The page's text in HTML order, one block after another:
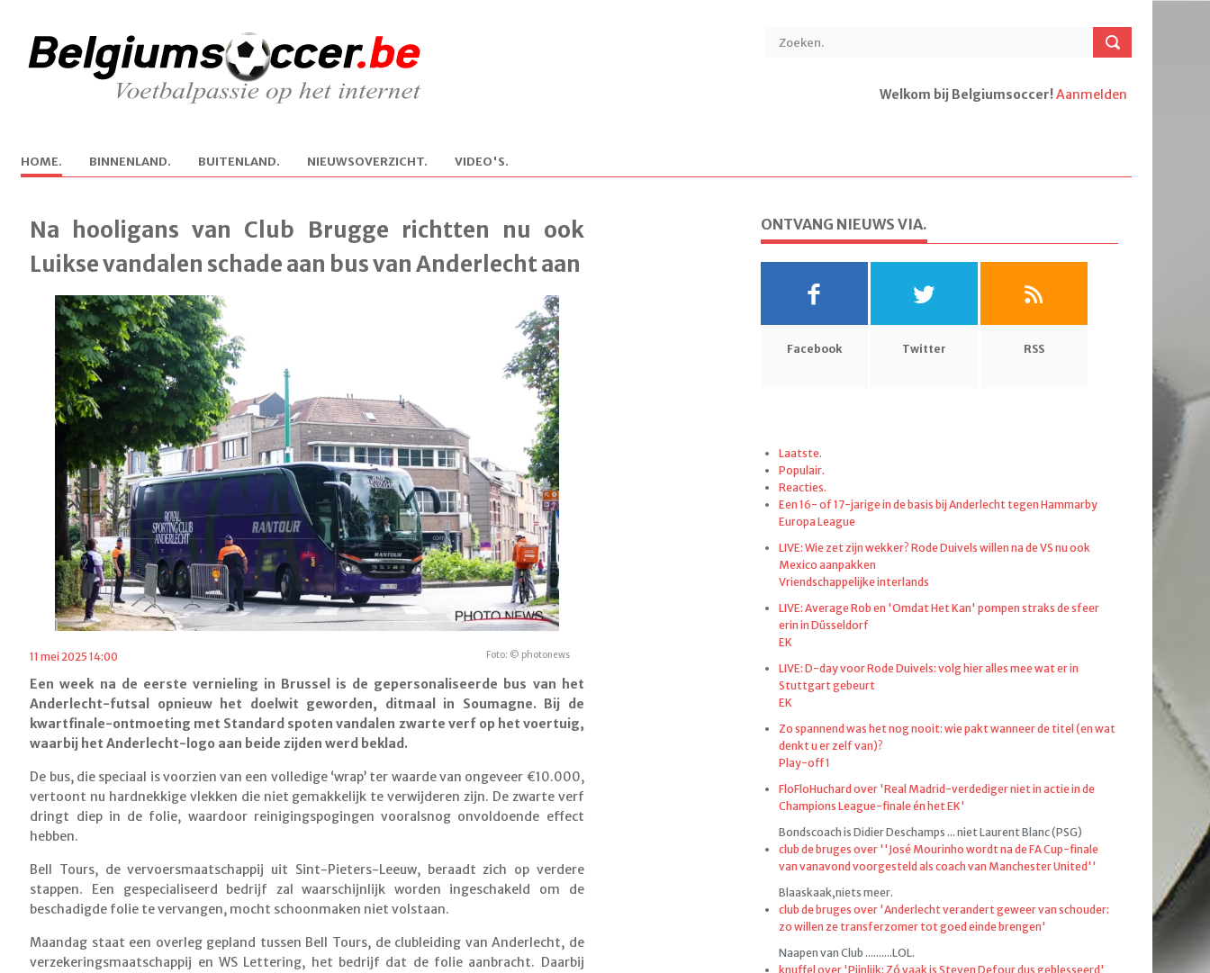
Welkom bij Belgiumsoccer!Aanmelden
HOME. BINNENLAND. BUITENLAND. NIEUWSOVERZICHT. VIDEO'S.
Na hooligans van Club Brugge richtten nu ook
Luikse vandalen schade aan bus van Anderlecht aan
Foto: © photonews
11 mei 2025 14:00
Een week na de eerste vernieling in Brussel is de gepersonaliseerde bus van het
Anderlecht-futsal opnieuw het doelwit geworden, ditmaal in Soumagne. Bij de
kwartfinale-ontmoeting met Standard spoten vandalen zwarte verf op het voertuig,
waarbij het Anderlecht-logo aan beide zijden werd beklad.
De bus, die speciaal is voorzien van een volledige ‘wrap’ ter waarde van ongeveer €10.000,
vertoont nu hardnekkige vlekken die niet gemakkelijk te verwijderen zijn. De zwarte verf
dringt diep in de folie, waardoor reinigingspogingen vooralsnog onvoldoende effect
hebben.
Bell Tours, de­ vervoersmaatschappij uit Sint-Pieters-Leeuw, beraadt zich op verdere
stappen. Een gespecialiseerd bedrijf zal waarschijnlijk worden ingeschakeld om de
beschadigde folie te vervangen, mocht schoonmaken niet volstaan.
Maandag staat een overleg gepland tussen Bell Tours, de clubleiding van Anderlecht, de
verzekeringsmaatschappij en WS Lettering, het bedrijf dat de folie aanbracht. Daarbij
ONTVANG NIEUWS VIA.
Facebook Twitter RSS
Laatste.
Populair.
Reacties.
Een 16- of 17-jarige in de basis bij Anderlecht tegen Hammarby
Europa League
LIVE: Wie zet zijn wekker? Rode Duivels willen na de VS nu ook
Mexico aanpakken
Vriendschappelijke interlands
LIVE: Average Rob en 'Omdat Het Kan' pompen straks de sfeer
erin in Düsseldorf
EK
LIVE: D-day voor Rode Duivels: volg hier alles mee wat er in
Stuttgart gebeurt
EK
Zo spannend was het nog nooit: wie pakt wanneer de titel (en wat
denkt u er zelf van)?
Play-off 1
FloFloHuchard over 'Real Madrid-verdediger niet in actie in de
Champions League-finale én het EK'
Bondscoach is Didier Deschamps ... niet Laurent Blanc (PSG)
club de bruges over ''José Mourinho wordt na de FA Cup-finale
van vanavond voorgesteld als coach van Manchester United''
Blaaskaak,niets meer.
club de bruges over 'Anderlecht verandert geweer van schouder:
zo willen ze transferzomer tot goed einde brengen'
Naapen van Club ..........LOL.
knuffel over 'Pijnlijk: Zó vaak is Steven Defour dus geblesseerd'